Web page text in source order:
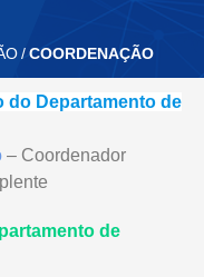
/COORDENAÇÃO
do Departamento de
– Coordenador
de